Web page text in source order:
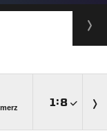
: